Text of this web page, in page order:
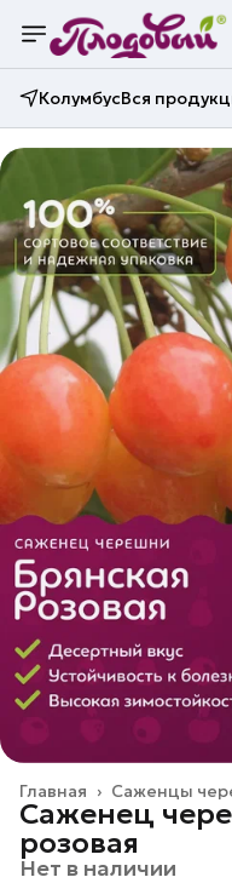
КолумбусВся
Саженцы
Главная ›
Саженец
розовая
Нет в наличии